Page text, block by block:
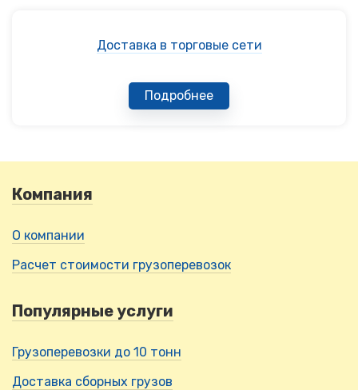
Доставка в торговые сети
Подробнее
Компания
О компании
Расчет стоимости грузоперевозок
Популярные услуги
Грузоперевозки до 10 тонн
Доставка сборных грузов